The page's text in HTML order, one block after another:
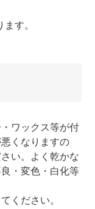
す。
ワックス等が付
くなりますの
い。よく乾かな
・変色・白化等
ください。